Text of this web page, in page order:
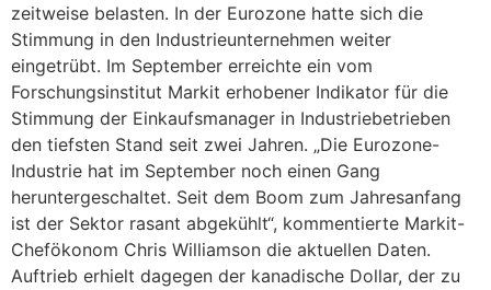
zeitweise belasten. In der Eurozone hatte sich die
Stimmung in den Industrieunternehmen weiter
eingetrübt. Im September erreichte ein vom
Forschungsinstitut Markit erhobener Indikator für die
Stimmung der Einkaufsmanager in Industriebetrieben
den tiefsten Stand seit zwei Jahren. „Die Eurozone-
Industrie hat im September noch einen Gang
heruntergeschaltet. Seit dem Boom zum Jahresanfang
ist der Sektor rasant abgekühlt“, kommentierte Markit-
Chefökonom Chris Williamson die aktuellen Daten.
Auftrieb erhielt dagegen der kanadische Dollar, der zu